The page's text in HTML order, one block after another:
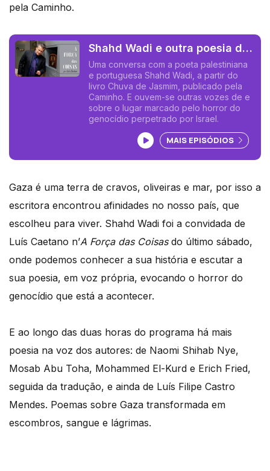
pela Caminho.
Shahd Wadi e outra poesia da
Palestina - Já não há cravos
em Gaza
Uma conversa com a poeta palestiniana
e portuguesa Shahd Wadi, a partir do
livro Chuva de Jasmim, publicado pela
Caminho. E ouvem-se outras vozes de e
sobre o lugar marcado pelo horror do
genocídio perpetrado por Israel.
Ouvir podcast
MAIS EPISÓDIOS
Gaza é uma terra de cravos, oliveiras e mar, por isso a
escritora encontrou afinidades no nosso país, que
escolheu para viver. Shahd Wadi foi a convidada de
Luís Caetano n’A Força das Coisasdo último sábado,
onde podemos conhecer a sua história e escutar a
sua poesia, em voz própria, evocando o horror do
genocídio que está a acontecer.
E ao longo das duas horas do programa há mais
poesia na voz dos autores: de Naomi Shihab Nye,
Mosab Abu Toha, Mohammed El-Kurd e Erich Fried,
seguida da tradução, e ainda de Luís Filipe Castro
Mendes. Poemas sobre Gaza transformada em
escombros, sangue e lágrimas.